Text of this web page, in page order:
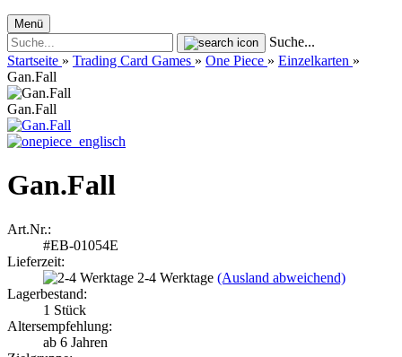
Menü
Suche...
Startseite » Trading Card Games » One Piece » Einzelkarten »
Gan.Fall
Gan.Fall
Gan.Fall
Art.Nr.:
#EB-01054E
Lieferzeit:
2-4 Werktage (Ausland abweichend)
Lagerbestand:
1 Stück
Altersempfehlung:
ab 6 Jahren